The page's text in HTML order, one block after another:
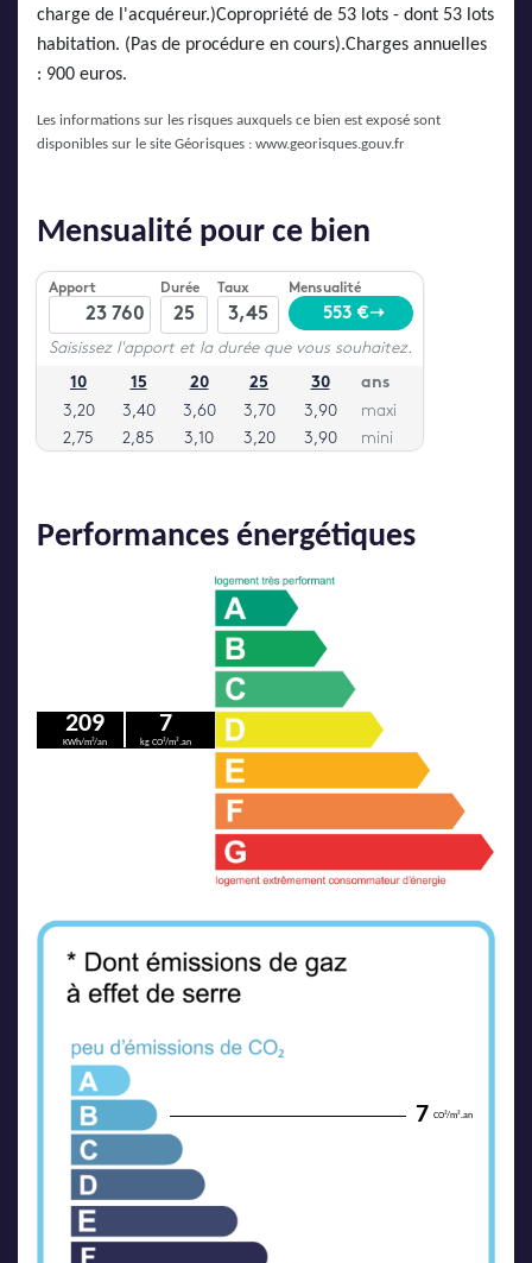
charge de l'acquéreur.)Copropriété de 53 lots - dont 53 lots
habitation. (Pas de procédure en cours).Charges annuelles
: 900 euros.
Les informations sur les risques auxquels ce bien est exposé sont
disponibles sur le site Géorisques : www.georisques.gouv.fr
Performances énergétiques
209
KWh/m²/an
7
kg CO²/m².an
7 CO²/m².an
Mensualité pour ce bien